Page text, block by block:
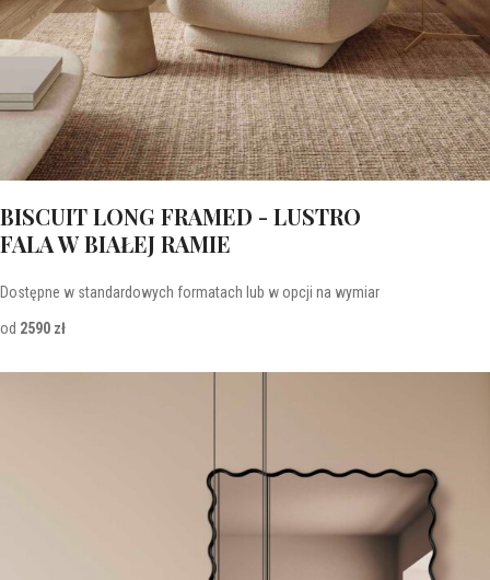
BISCUIT LONG FRAMED - LUSTRO
FALA W BIAŁEJ RAMIE
Dostępne w standardowych formatach lub w opcji na wymiar
od 2590 zł